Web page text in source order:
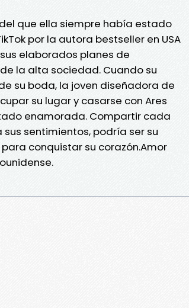
que ella siempre había estado
por la autora bestseller en USA
elaborados planes de
la alta sociedad. Cuando su
su boda, la joven diseñadora de
su lugar y casarse con Ares
enamorada. Compartir cada
sentimientos, podría ser su
conquistar su corazón.Amor